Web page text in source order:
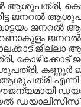
ആശുപത്രി,
ജനറൽ
ജനറൽ
ജില്ലാ
കണ്ണൂർ